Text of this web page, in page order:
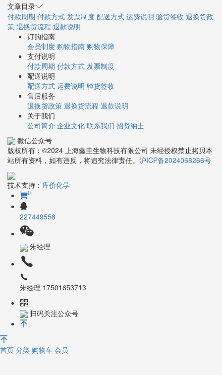
文章目录
付款周期 付款方式 发票制度 配送方式 运费说明 验货签收 退换货政
策 退换货流程 退款说明
订购指南
会员制度 购物指南 购物保障
支付说明
付款周期 付款方式 发票制度
配送说明
配送方式 运费说明 验货签收
售后服务
退换货政策 退换货流程 退款说明
关于我们
公司简介 企业文化 联系我们 招贤纳士
微信公众号
版权所有：©2024 上海鑫圭生物科技有限公司 未经授权禁止拷贝本
站所有资料，如有违反，将追究法律责任。 沪ICP备2024068266号
技术支持： 库价化学
0
227449558
朱经理
朱经理 17501653713
扫码关注公众号
首页 分类 购物车 会员